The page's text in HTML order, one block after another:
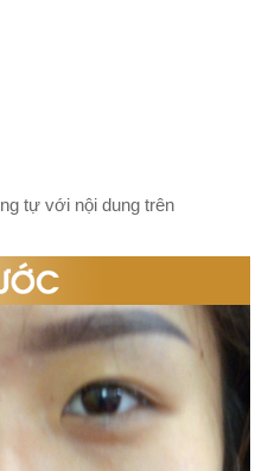
tự với nội dung trên